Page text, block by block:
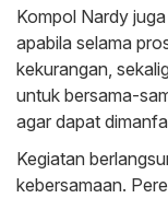
Kompol Nardy
apabila selama
kekurangan,
untuk bersama-
agar dapat
Kegiatan
kebersamaan.